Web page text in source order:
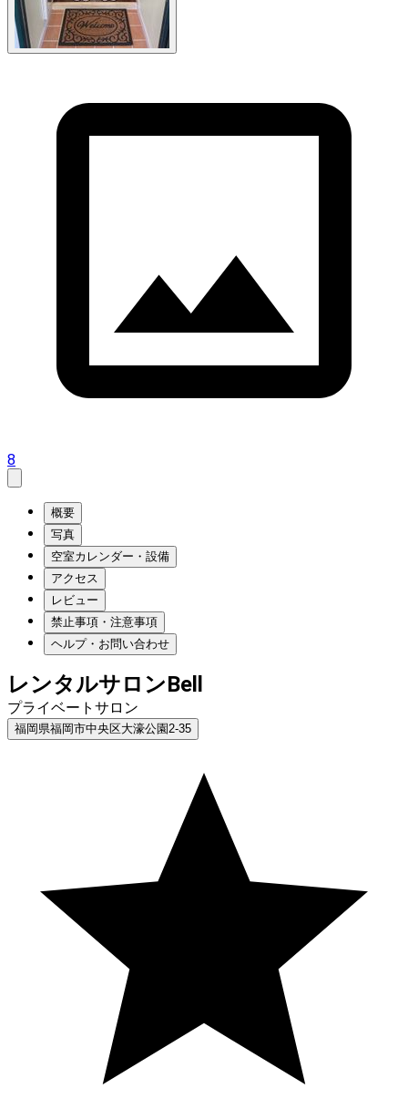
8
概要
写真
空室カレンダー・設備
アクセス
レビュー
禁止事項・注意事項
ヘルプ・お問い合わせ
レンタルサロンBell
プライベートサロン
福岡県福岡市中央区大濠公園2-35